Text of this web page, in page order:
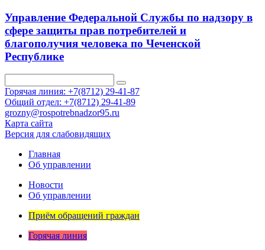
Управление Федеральной Службы по надзору в
сфере защиты прав потребителей и
благополучия человека по Чеченской
Республике
Горячая линия: +7(8712) 29-41-87
Общий отдел: +7(8712) 29-41-89
grozny@rospotrebnadzor95.ru
Карта сайта
Версия для слабовидящих
Главная
Об управлении
Новости
Об управлении
Приём обращений граждан
Горячая линия